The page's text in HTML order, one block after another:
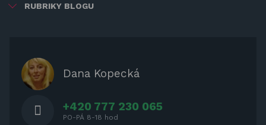
RUBRIKY BLOGU
OCHRANNÉ KRYTY NA ZAHRADNÍ
NÁBYTEK
Dana Kopecká
+420 777 230 065
PO-PÁ 8-18 hod